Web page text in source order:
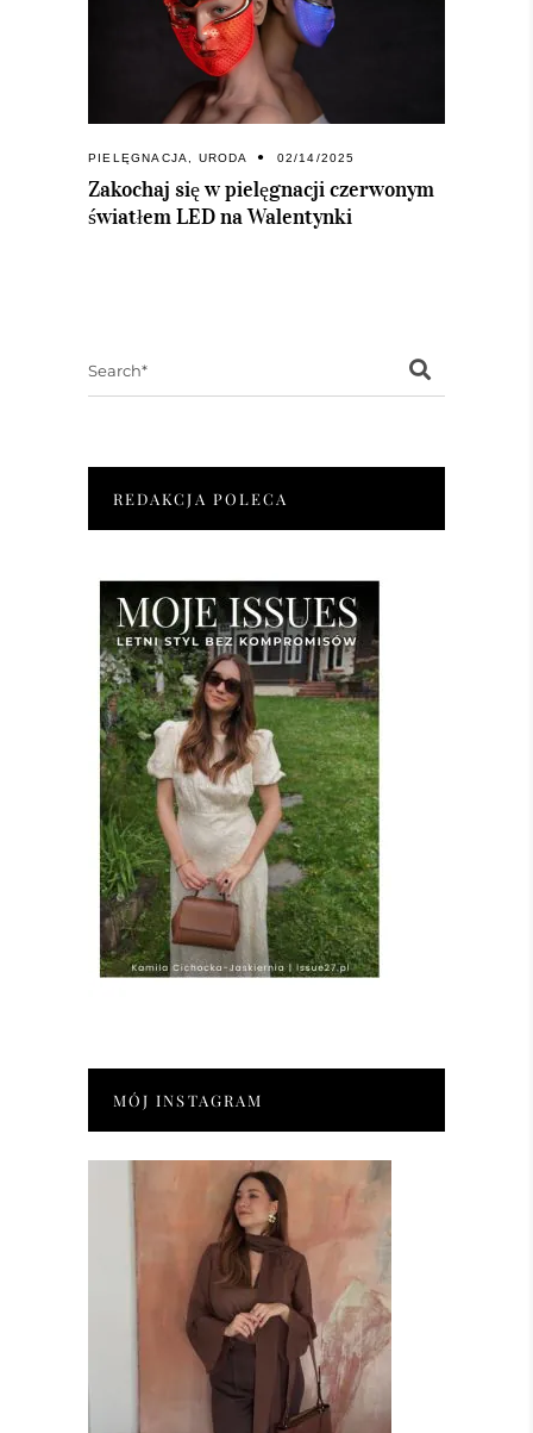
PIELĘGNACJA URODA 02/14/2025
Zakochaj się w pielęgnacji czerwonym
światłem LED na Walentynki
REDAKCJA POLECA
MÓJ INSTAGRAM